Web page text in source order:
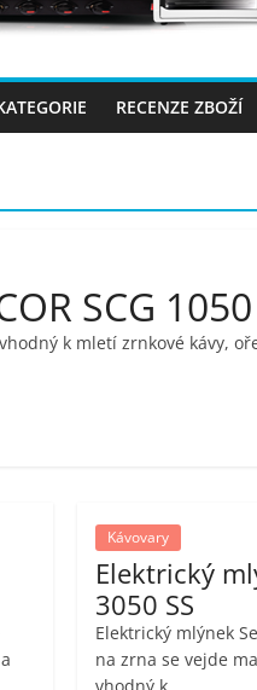
RECENZE ZBOŽÍ
SCG
k mletí zrnkové kávy,
Kávovary
Elektrický
3050 SS
Elektrický mlýnek
na zrna se vejde